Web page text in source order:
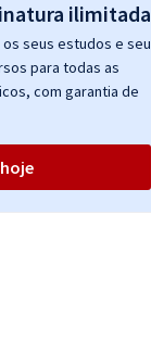
seus estudos e seu
para todas as
com garantia de